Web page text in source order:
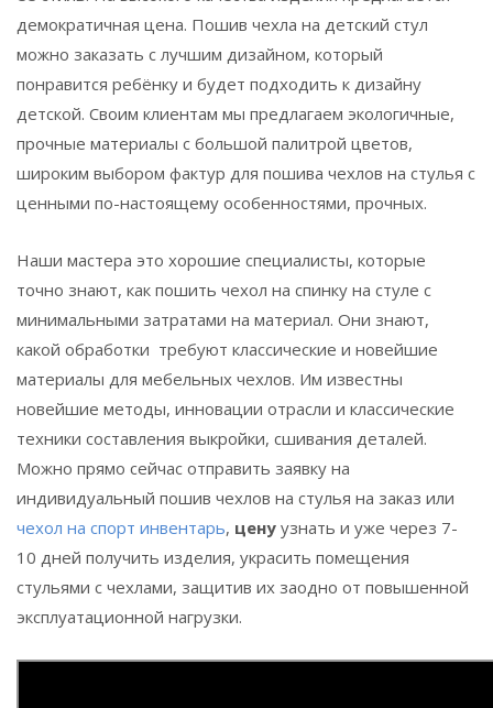
демократичная цена. Пошив чехла на детский стул
можно заказать с лучшим дизайном, который
понравится ребёнку и будет подходить к дизайну
детской. Своим клиентам мы предлагаем экологичные,
прочные материалы с большой палитрой цветов,
широким выбором фактур для пошива чехлов на стулья с
ценными по-настоящему особенностями, прочных.
Наши мастера это хорошие специалисты, которые
точно знают, как пошить чехол на спинку на стуле с
минимальными затратами на материал. Они знают,
какой обработки требуют классические и новейшие
материалы для мебельных чехлов. Им известны
новейшие методы, инновации отрасли и классические
техники составления выкройки, сшивания деталей.
Можно прямо сейчас отправить заявку на
индивидуальный пошив чехлов на стулья на заказ или
чехол на спорт инвентарь, цену узнать и уже через 7-
10 дней получить изделия, украсить помещения
стульями с чехлами, защитив их заодно от повышенной
эксплуатационной нагрузки.